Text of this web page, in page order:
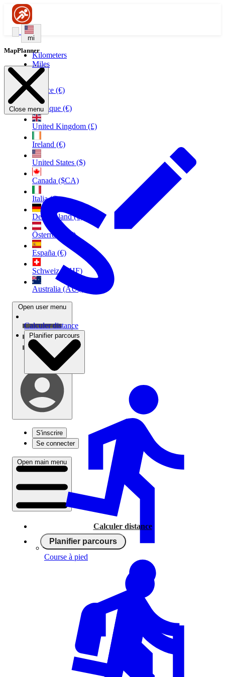
mi
Kilometers
Miles
France (€)
Belgique (€)
United Kingdom (£)
Ireland (€)
United States ($)
Canada ($CA)
Italia (€)
Deutschland (€)
Österreich (€)
España (€)
Schweiz (CHF)
Australia (AU$)
Open user menu
S'inscrire
Se connecter
Open main menu
Calculer distance
Planifier parcours
MapPlanner
Close menu
Calculer distance
Planifier parcours
Course à pied